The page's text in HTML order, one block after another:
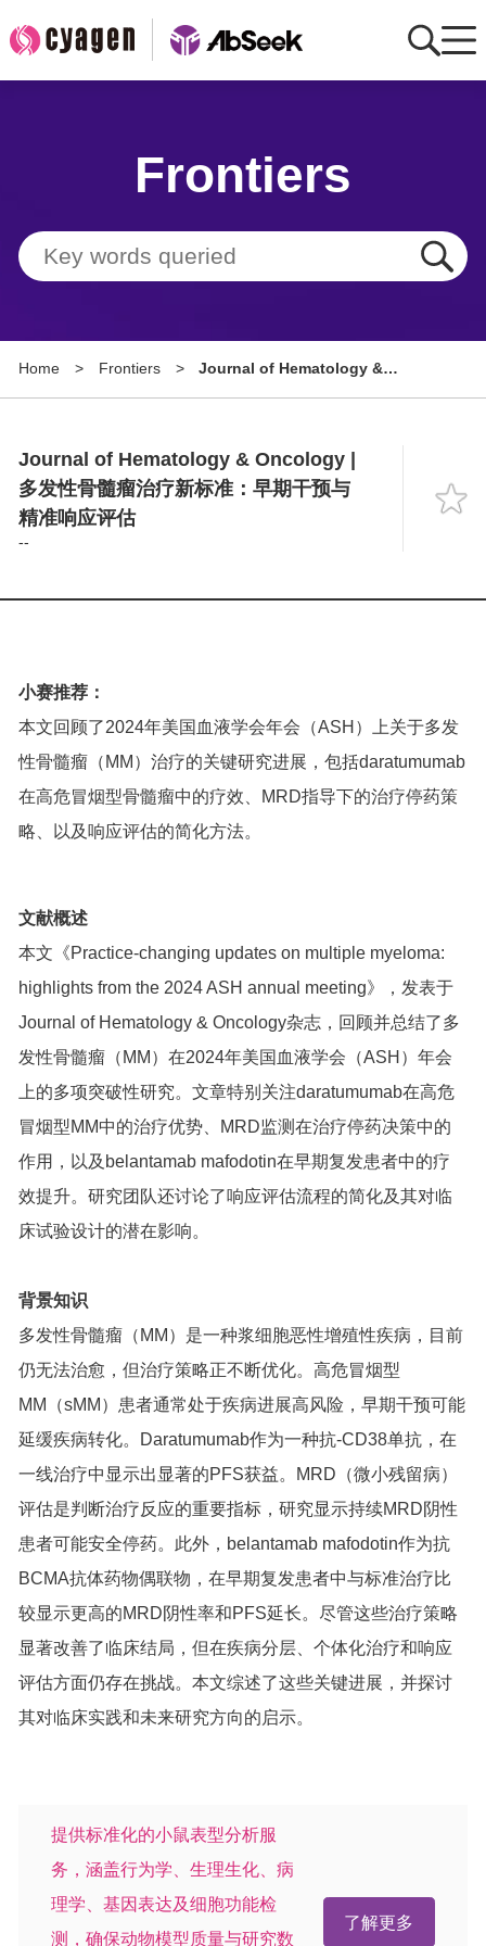
Tools
About
Language
Frontiers
Home > Frontiers >
Journal of Hematology &
Journal of Hematology & Oncology |
多发性骨髓瘤治疗新标准：早期干预与
精准响应评估
--
小赛推荐：
本文回顾了2024年美国血液学会年会（ASH）上关于多发
性骨髓瘤（MM）治疗的关键研究进展，包括daratumumab
在高危冒烟型骨髓瘤中的疗效、MRD指导下的治疗停药策
略、以及响应评估的简化方法。
文献概述
本文《Practice-changing updates on multiple myeloma:
highlights from the 2024 ASH annual meeting》，发表于
Journal of Hematology & Oncology杂志，回顾并总结了多
发性骨髓瘤（MM）在2024年美国血液学会（ASH）年会
上的多项突破性研究。文章特别关注daratumumab在高危
冒烟型MM中的治疗优势、MRD监测在治疗停药决策中的
作用，以及belantamab mafodotin在早期复发患者中的疗
效提升。研究团队还讨论了响应评估流程的简化及其对临
床试验设计的潜在影响。
背景知识
多发性骨髓瘤（MM）是一种浆细胞恶性增殖性疾病，目前
仍无法治愈，但治疗策略正不断优化。高危冒烟型
MM（sMM）患者通常处于疾病进展高风险，早期干预可能
延缓疾病转化。Daratumumab作为一种抗-CD38单抗，在
一线治疗中显示出显著的PFS获益。MRD（微小残留病）
评估是判断治疗反应的重要指标，研究显示持续MRD阴性
患者可能安全停药。此外，belantamab mafodotin作为抗
BCMA抗体药物偶联物，在早期复发患者中与标准治疗比
较显示更高的MRD阴性率和PFS延长。尽管这些治疗策略
显著改善了临床结局，但在疾病分层、个体化治疗和响应
评估方面仍存在挑战。本文综述了这些关键进展，并探讨
其对临床实践和未来研究方向的启示。
提供标准化的小鼠表型分析服
务，涵盖行为学、生理生化、病
理学、基因表达及细胞功能检
测，确保动物模型质量与研究数
了解更多